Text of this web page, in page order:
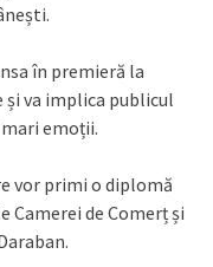
în premieră la
și va implica publicul
emoții.
vor primi o diplomă
Camerei de Comerț și